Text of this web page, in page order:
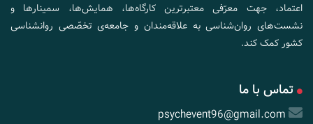
اعتماد، جهت معرّفی معتبرترین کارگاه‌ها، همایش‌ها، سمینارها و
نشست‌های روان‌شناسی به علاقه‌مندان و جامعه‌ی تخصّصی روانشناسی
کشور کمک کند.
تماس با ما
psychevent96@gmail.com